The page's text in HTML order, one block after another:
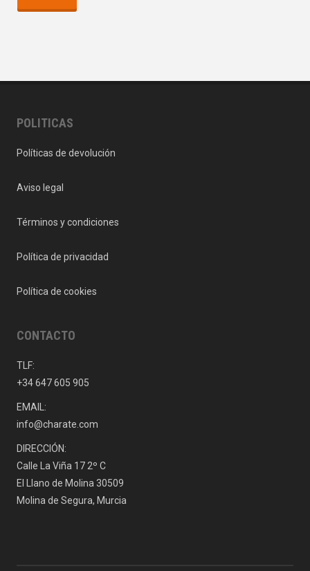
POLITICAS
Políticas de devolución
Aviso legal
Términos y condiciones
Política de privacidad
Política de cookies
CONTACTO
TLF:
+34 647 605 905
EMAIL:
info@charate.com
DIRECCIÓN:
Calle La Viña 17 2º C
El Llano de Molina 30509
Molina de Segura, Murcia